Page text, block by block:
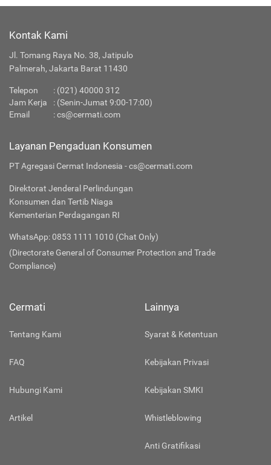
Kontak Kami
Jl. Tomang Raya No. 38, Jatipulo
Palmerah, Jakarta Barat 11430
Telepon : (021) 40000 312
Jam Kerja
: (Senin-Jumat 9:00-17:00)
Email
:cs@cermati.com
Layanan Pengaduan Konsumen
PT Agregasi Cermat Indonesia - cs@cermati.com
Direktorat Jenderal Perlindungan
Konsumen dan Tertib Niaga
Kementerian Perdagangan RI
WhatsApp: 0853 1111 1010 (Chat Only)
(Directorate General of Consumer Protection and Trade
Compliance)
Cermati
Tentang Kami
FAQ
Hubungi Kami
Artikel
Lainnya
Syarat & Ketentuan
Kebijakan Privasi
Kebijakan SMKI
Whistleblowing
Anti Gratifikasi